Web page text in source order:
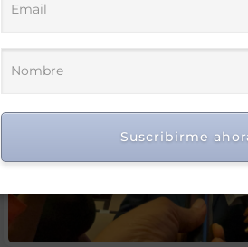
Suscribirme